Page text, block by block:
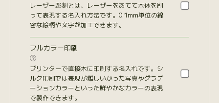
レーザー彫刻とは、レーザーをあてて本体を削
って表現する名入れ方法です。0.1mm単位の綿
密な絵柄や文字が加工できます。
フルカラー印刷

プリンターで直接木に印刷する名入れです。シ
ルク印刷では表現が難しいかった写真やグラデ
ーションカラーといった鮮やかなカラーの表現
で製作できます。